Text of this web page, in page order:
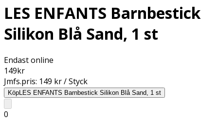
LES ENFANTS Barnbestick
Silikon Blå Sand, 1 st
Endast online
149kr
Jmfs.pris: 149 kr / Styck
KöpLES ENFANTS Barnbestick Silikon Blå Sand, 1 st
0